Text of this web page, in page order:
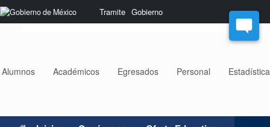
Nota:
este
sistema
Tramite Gobierno
Saltar
al
Alumnos Académicos Egresados Personal